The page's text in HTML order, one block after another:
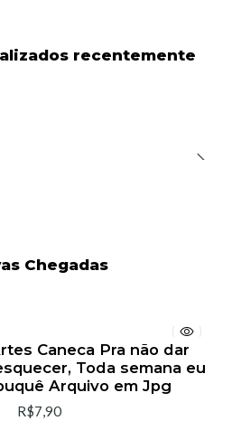
recentemente
Chegadas
Caneca Pra não dar
Toda semana eu
Arquivo em Jpg
R$7,90